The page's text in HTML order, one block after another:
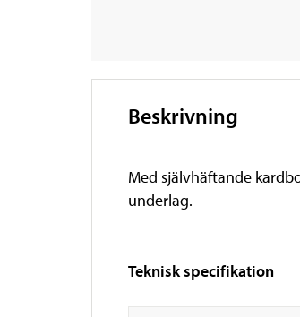
Beskrivning
Med självhäftande
underlag.
Teknisk specifikation